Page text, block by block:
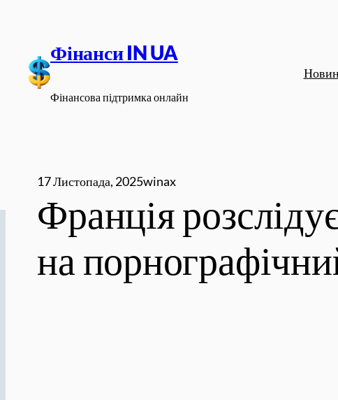
вмісту
Фінанси IN UA
Фінансова підтримка онлайн
17 Листопада, 2025winax
Франція
на